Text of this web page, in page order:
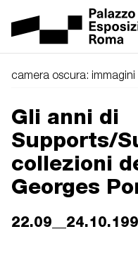
camera oscura:
Gli anni di
Supports/
collezioni
Georges